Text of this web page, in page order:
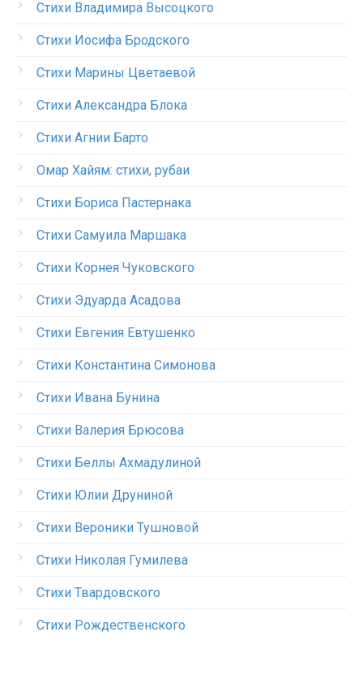
Стихи Владимира Высоцкого
Стихи Иосифа Бродского
Стихи Марины Цветаевой
Стихи Александра Блока
Стихи Агнии Барто
Омар Хайям: стихи, рубаи
Стихи Бориса Пастернака
Стихи Самуила Маршака
Стихи Корнея Чуковского
Стихи Эдуарда Асадова
Стихи Евгения Евтушенко
Стихи Константина Симонова
Стихи Ивана Бунина
Стихи Валерия Брюсова
Стихи Беллы Ахмадулиной
Стихи Юлии Друниной
Стихи Вероники Тушновой
Стихи Николая Гумилева
Стихи Твардовского
Стихи Рождественского